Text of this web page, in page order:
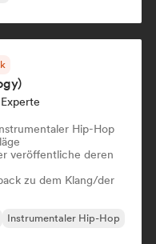
Hip-Hop
veröffentliche deren
zu dem Klang/der
Instrumentaler Hip-Hop